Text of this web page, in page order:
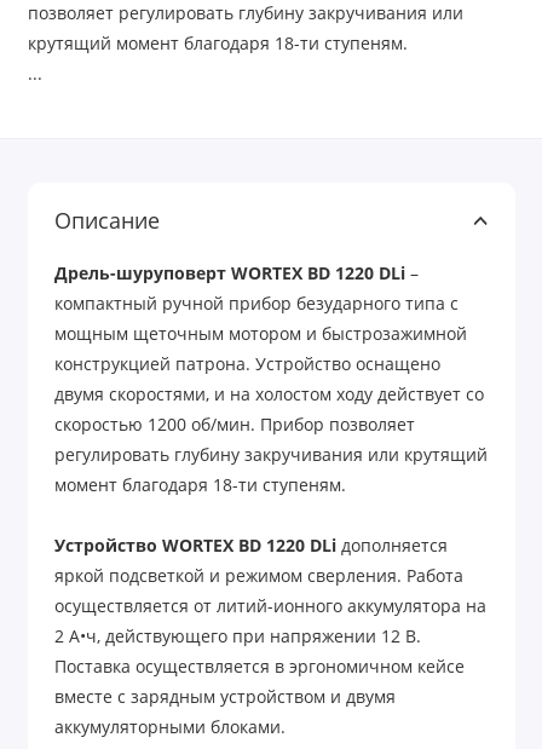
позволяет регулировать глубину закручивания или
крутящий момент благодаря 18-ти ступеням.
...
Описание
Дрель-шуруповерт WORTEX BD 1220 DLi –
компактный ручной прибор безударного типа с
мощным щеточным мотором и быстрозажимной
конструкцией патрона. Устройство оснащено
двумя скоростями, и на холостом ходу действует со
скоростью 1200 об/мин. Прибор позволяет
регулировать глубину закручивания или крутящий
момент благодаря 18-ти ступеням.
Устройство WORTEX BD 1220 DLi дополняется
яркой подсветкой и режимом сверления. Работа
осуществляется от литий-ионного аккумулятора на
2 А•ч, действующего при напряжении 12 В.
Поставка осуществляется в эргономичном кейсе
вместе с зарядным устройством и двумя
аккумуляторными блоками.